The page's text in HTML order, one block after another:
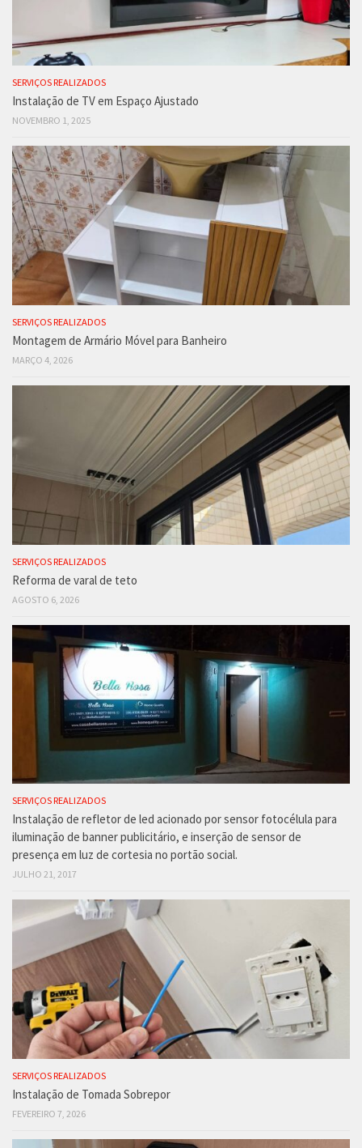
SERVIÇOS REALIZADOS
Instalação de TV em Espaço Ajustado
NOVEMBRO 1, 2025
SERVIÇOS REALIZADOS
Montagem de Armário Móvel para Banheiro
MARÇO 4, 2026
SERVIÇOS REALIZADOS
Reforma de varal de teto
AGOSTO 6, 2026
SERVIÇOS REALIZADOS
Instalação de refletor de led acionado por sensor fotocélula para
iluminação de banner publicitário, e inserção de sensor de
presença em luz de cortesia no portão social.
JULHO 21, 2017
SERVIÇOS REALIZADOS
Instalação de Tomada Sobrepor
FEVEREIRO 7, 2026